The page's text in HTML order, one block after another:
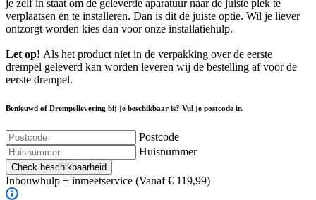
je zelf in staat om de geleverde aparatuur naar de juiste plek te
verplaatsen en te installeren. Dan is dit de juiste optie. Wil je liever
ontzorgt worden kies dan voor onze installatiehulp.
Let op! Als het product niet in de verpakking over de eerste
drempel geleverd kan worden leveren wij de bestelling af voor de
eerste drempel.
Benieuwd of Drempellevering bij je beschikbaar is? Vul je postcode in.
Postcode
Huisnummer
Check beschikbaarheid
Inbouwhulp + inmeetservice (Vanaf € 119,99)